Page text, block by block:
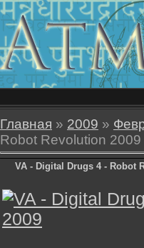
Главная » 2009 »
Robot Revolution 2009
VA - Digital Drugs 4 - Robot